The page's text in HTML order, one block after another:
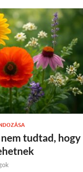
tudtad, hogy